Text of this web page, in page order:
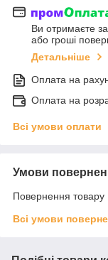
Ви отримаєте
або гроші
Детальніше
Оплата на
Оплата на
Всі умови оплати
Умови
Повернення товару
Всі умови